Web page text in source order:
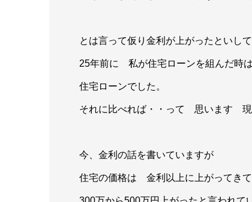
とは言って仮り金利が上がったとい
25年前に 私が住宅ローンを組んだ
住宅ローンでした。
それに比べれば・・って 思います
今、金利の話を書いていますが
住宅の価格は 金利以上に上がってき